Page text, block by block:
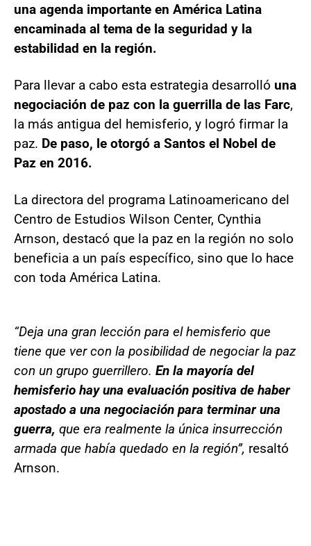
una agenda importante en América Latina
encaminada al tema de la seguridad y la
estabilidad en la región.
Para llevar a cabo esta estrategia desarrolló una
negociación de paz con la guerrilla de las Farc,
la más antigua del hemisferio, y logró firmar la
paz. De paso, le otorgó a Santos el Nobel de
Paz en 2016.
La directora del programa Latinoamericano del
Centro de Estudios Wilson Center, Cynthia
Arnson, destacó que la paz en la región no solo
beneficia a un país específico, sino que lo hace
con toda América Latina.
“Deja una gran lección para el hemisferio que
tiene que ver con la posibilidad de negociar la paz
con un grupo guerrillero. En la mayoría del
hemisferio hay una evaluación positiva de haber
apostado a una negociación para terminar una
guerra, que era realmente la única insurrección
armada que había quedado en la región”, resaltó
Arnson.